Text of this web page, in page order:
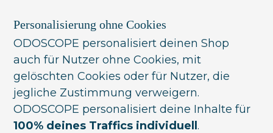
Personalisierung ohne Cookies
ODOSCOPE personalisiert deinen Shop
auch für Nutzer ohne Cookies, mit
gelöschten Cookies oder für Nutzer, die
jegliche Zustimmung verweigern.
ODOSCOPE personalisiert deine Inhalte für
100% deines Traffics individuell.